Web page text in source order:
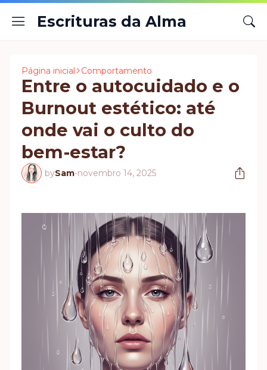
Escrituras da Alma
Página inicial Comportamento
Entre o autocuidado e o
Burnout estético: até
onde vai o culto do
bem-estar?
bySam-novembro 14, 2025